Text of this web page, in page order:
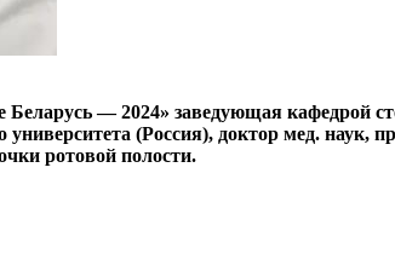
— 2024» заведующая кафедрой
(Россия), доктор мед. наук,
ротовой полости.